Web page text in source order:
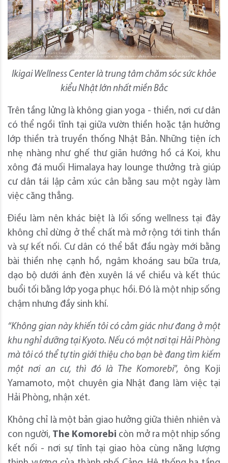
Ikigai Wellness Center là trung tâm chăm sóc sức khỏe
kiểu Nhật lớn nhất miền Bắc
Trên tầng lửng là không gian yoga - thiền, nơi cư dân
có thể ngồi tĩnh tại giữa vườn thiền hoặc tận hưởng
lớp thiền trà truyền thống Nhật Bản. Những tiện ích
nhẹ nhàng như ghế thư giãn hướng hồ cá Koi, khu
xông đá muối Himalaya hay lounge thưởng trà giúp
cư dân tái lập cảm xúc cân bằng sau một ngày làm
việc căng thẳng.
Điều làm nên khác biệt là lối sống wellness tại đây
không chỉ dừng ở thể chất mà mở rộng tới tinh thần
và sự kết nối. Cư dân có thể bắt đầu ngày mới bằng
bài thiền nhẹ cạnh hồ, ngâm khoáng sau bữa trưa,
dạo bộ dưới ánh đèn xuyên lá về chiều và kết thúc
buổi tối bằng lớp yoga phục hồi. Đó là một nhịp sống
chậm nhưng đầy sinh khí.
“Không gian này khiến tôi có cảm giác như đang ở một
khu nghỉ dưỡng tại Kyoto. Nếu có một nơi tại Hải Phòng
mà tôi có thể tự tin giới thiệu cho bạn bè đang tìm kiếm
một nơi an cư, thì đó là The Komorebi”, ông Koji
Yamamoto, một chuyên gia Nhật đang làm việc tại
Hải Phòng, nhận xét.
Không chỉ là một bản giao hưởng giữa thiên nhiên và
con người, The Komorebi còn mở ra một nhịp sống
kết nối - nơi sự tĩnh tại giao hòa cùng năng lượng